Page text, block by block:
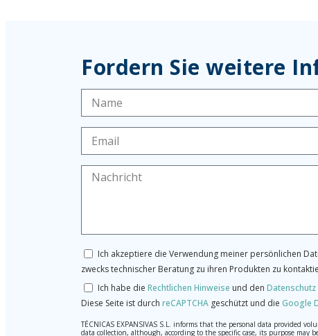
Fordern Sie weitere
Ich akzeptiere die Verwendung meiner persönlichen
zwecks technischer Beratung zu ihren Produkten zu
Ich habe die Rechtlichen Hinweise und den Datenschutz
Diese Seite ist durch reCAPTCHA geschützt und die Google
TÉCNICAS EXPANSIVAS S.L. informs that the personal data provided
data collection, although, according to the specific case, its purpose